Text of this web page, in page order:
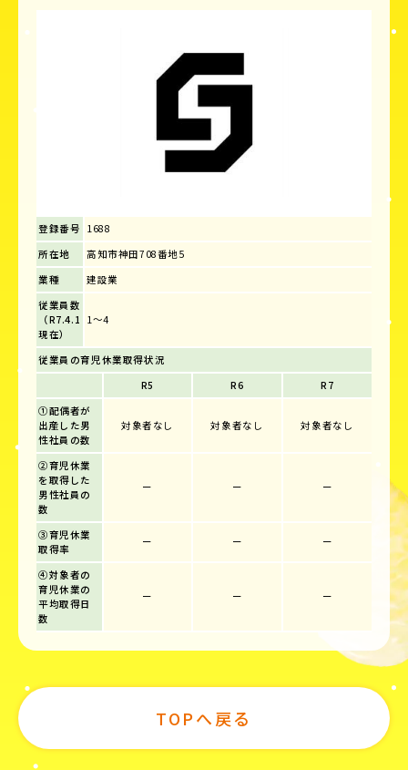
登録番号 1688
所在地
高知市神田708番地5
業種
建設業
従業員数
（R7.4.1
現在）
1～4
従業員の育児休業取得状況
R5
R6
R7
①配偶者が
出産した男
性社員の数
対象者なし 対象者なし 対象者なし
②育児休業
を取得した
男性社員の
数
ー ー ー
③育児休業
取得率
ー ー ー
④対象者の
育児休業の
平均取得日
数
ー ー ー
TOPへ戻る